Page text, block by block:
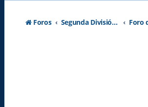
Foros Segunda División A - Temporada 2026-2027